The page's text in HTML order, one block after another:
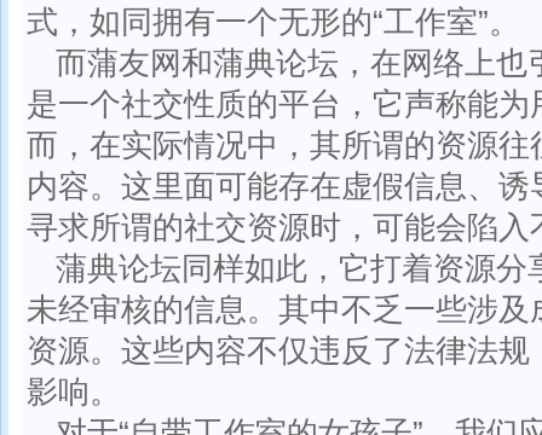
式，如同拥有一个无形的“工作室”。
而蒲友网和蒲典论坛，在网络上
是一个社交性质的平台，它声称能
而，在实际情况中，其所谓的资源
内容。这里面可能存在虚假信息、
寻求所谓的社交资源时，可能会陷入
蒲典论坛同样如此，它打着资源
未经审核的信息。其中不乏一些涉
资源。这些内容不仅违反了法律法
影响。